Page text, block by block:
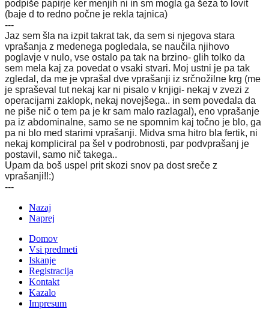
podpiše papirje ker menjih ni in sm mogla ga šeza to lovit
(baje d to redno počne je rekla tajnica)
---
Jaz sem šla na izpit takrat tak, da sem si njegova stara
vprašanja z medenega pogledala, se naučila njihovo
poglavje v nulo, vse ostalo pa tak na brzino- glih tolko da
sem mela kaj za povedat o vsaki stvari. Moj ustni je pa tak
zgledal, da me je vprašal dve vprašanji iz srčnožilne krg (me
je spraševal tut nekaj kar ni pisalo v knjigi- nekaj v zvezi z
operacijami zaklopk, nekaj novejšega.. in sem povedala da
ne piše nič o tem pa je kr sam malo razlagal), eno vprašanje
pa iz abdominalne, samo se ne spomnim kaj točno je blo, ga
pa ni blo med starimi vprašanji. Midva sma hitro bla fertik, ni
nekaj kompliciral pa šel v podrobnosti, par podvprašanj je
postavil, samo nič takega..
Upam da boš uspel prit skozi snov pa dost sreče z
vprašanji!!:)
---
Nazaj
Naprej
Domov
Vsi predmeti
Iskanje
Registracija
Kontakt
Kazalo
Impresum